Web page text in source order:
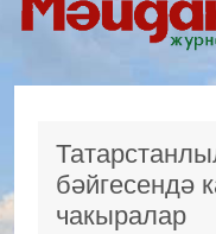
бәйгесендә
чакыралар